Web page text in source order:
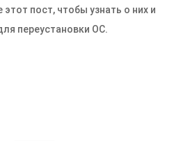
пост, чтобы узнать о них и
переустановки ОС.